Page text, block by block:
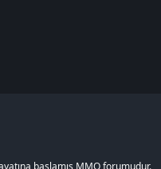
başlamış MMO forumudur.